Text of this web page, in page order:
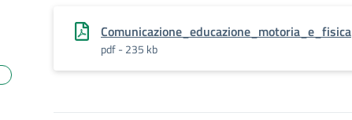
Comunicazione_educazione_motoria_e_fisica
pdf - 235 kb